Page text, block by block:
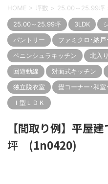
HOME > 坪数 > 25.00～25.99坪
25.00～25.99坪 3LDK
パントリー
ファミクロ･納戸
ペニンシュラキッチン
北入
回遊動線
対面式キッチン
独立脱衣室
畳コーナー･和室
Ｉ型ＬＤＫ
【間取り例】平
坪 (1n0420)